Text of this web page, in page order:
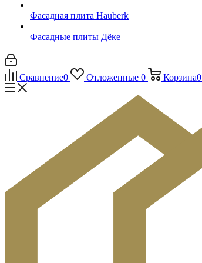
Фасадная плита Hauberk
Фасадные плиты Дёке
Сравнение0 Отложенные 0 Корзина0